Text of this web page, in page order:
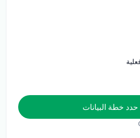
حدد خطة البيانات